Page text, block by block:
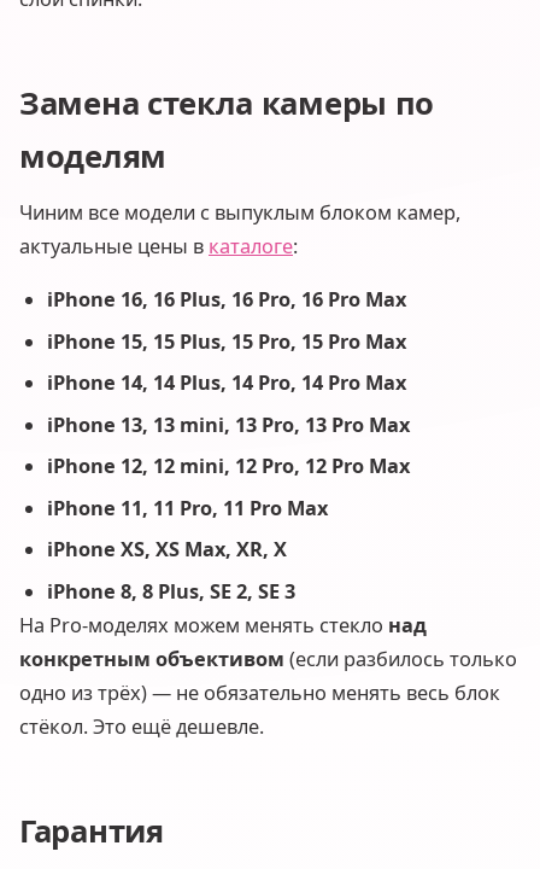
Замена стекла камеры по
моделям
Чиним все модели с выпуклым блоком камер,
актуальные цены в каталоге:
iPhone 16, 16 Plus, 16 Pro, 16 Pro Max
iPhone 15, 15 Plus, 15 Pro, 15 Pro Max
iPhone 14, 14 Plus, 14 Pro, 14 Pro Max
iPhone 13, 13 mini, 13 Pro, 13 Pro Max
iPhone 12, 12 mini, 12 Pro, 12 Pro Max
iPhone 11, 11 Pro, 11 Pro Max
iPhone XS, XS Max, XR, X
iPhone 8, 8 Plus, SE 2, SE 3
На Pro-моделях можем менять стекло над
конкретным объективом (если разбилось только
одно из трёх) — не обязательно менять весь блок
стёкол. Это ещё дешевле.
Гарантия